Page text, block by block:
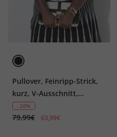
Pullover, Feinripp-Strick,
kurz, V-Ausschnitt,
Halbarm
- 20%
79,99€ 63,99€